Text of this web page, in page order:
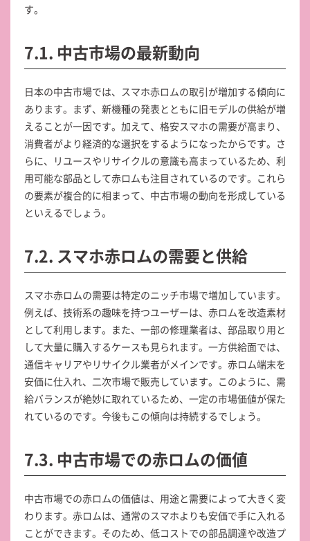
す。
7.1. 中古市場の最新動向
日本の中古市場では、スマホ赤ロムの取引が増加する傾向に
あります。まず、新機種の発表とともに旧モデルの供給が増
えることが一因です。加えて、格安スマホの需要が高まり、
消費者がより経済的な選択をするようになったからです。さ
らに、リユースやリサイクルの意識も高まっているため、利
用可能な部品として赤ロムも注目されているのです。これら
の要素が複合的に相まって、中古市場の動向を形成している
といえるでしょう。
7.2. スマホ赤ロムの需要と供給
スマホ赤ロムの需要は特定のニッチ市場で増加しています。
例えば、技術系の趣味を持つユーザーは、赤ロムを改造素材
として利用します。また、一部の修理業者は、部品取り用と
して大量に購入するケースも見られます。一方供給面では、
通信キャリアやリサイクル業者がメインです。赤ロム端末を
安価に仕入れ、二次市場で販売しています。このように、需
給バランスが絶妙に取れているため、一定の市場価値が保た
れているのです。今後もこの傾向は持続するでしょう。
7.3. 中古市場での赤ロムの価値
中古市場での赤ロムの価値は、用途と需要によって大きく変
わります。赤ロムは、通常のスマホよりも安価で手に入れる
ことができます。そのため、低コストでの部品調達や改造プ